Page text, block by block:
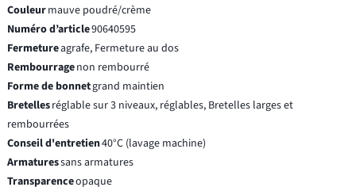
Couleurmauve poudré/crème
Numéro d’article90640595
Fermetureagrafe, Fermeture au dos
Rembourragenon rembourré
Forme de bonnetgrand maintien
Bretellesréglable sur 3 niveaux, réglables, Bretelles larges et
rembourrées
Conseil d'entretien40°C (lavage machine)
Armaturessans armatures
Transparenceopaque